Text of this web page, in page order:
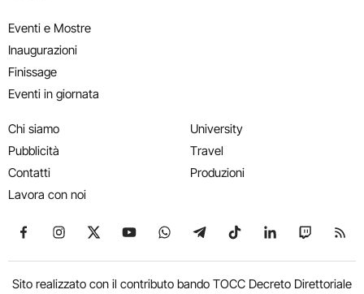
Eventi e Mostre
Inaugurazioni
Finissage
Eventi in giornata
Chi siamo
Pubblicità
Contatti
Lavora con noi
University
Travel
Produzioni
Seguici su Facebook
Seguici su Instagram
Seguici su X
Seguici su YouTube
Seguici su WhatsApp
Seguici su Telegram
Seguici su TikTok
Seguici su
Seguici
Sito realizzato con il contributo bando TOCC Decreto Direttoriale